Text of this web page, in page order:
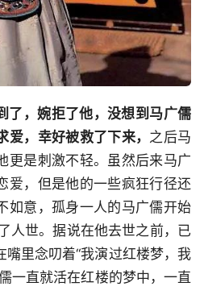
了，婉拒了他，没想到马广儒
，幸好被救了下来， 之后马
更是刺激不轻。虽然后来马广
爱，但是他的一些疯狂行径还
如意，孤身一人的马广儒开始
人世。据说在他去世之前，已
里念叨着“我演过红楼梦，我
一直就活在红楼的梦中，一直